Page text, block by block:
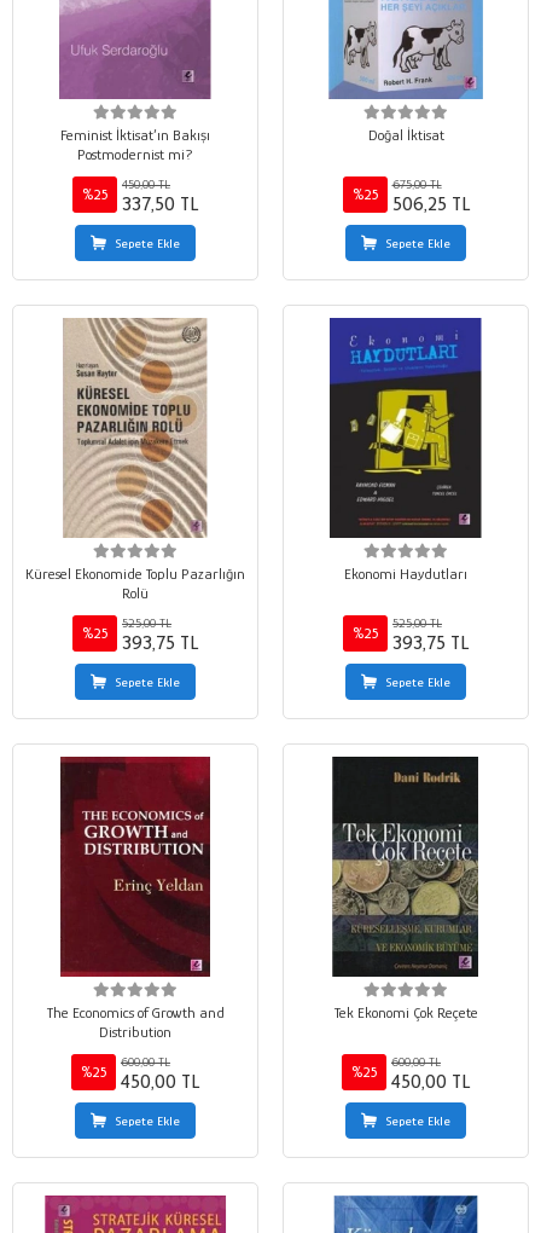
Feminist İktisat’ın Bakışı
Postmodernist mi?
%25
450,00 TL
337,50 TL
Sepete Ekle
Doğal İktisat
%25
675,00 TL
506,25 TL
Sepete Ekle
Küresel Ekonomide Toplu Pazarlığın
Rolü
%25
525,00 TL
393,75 TL
Sepete Ekle
Ekonomi Haydutları
%25
525,00 TL
393,75 TL
Sepete Ekle
The Economics of Growth and
Distribution
%25
600,00 TL
450,00 TL
Sepete Ekle
Tek Ekonomi Çok Reçete
%25
600,00 TL
450,00 TL
Sepete Ekle